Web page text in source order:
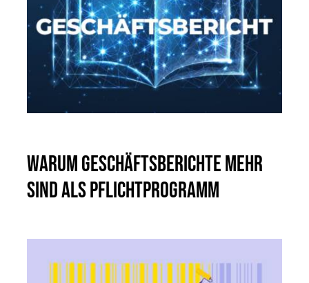
Warum Geschäftsberichte mehr
sind als Pflichtprogramm